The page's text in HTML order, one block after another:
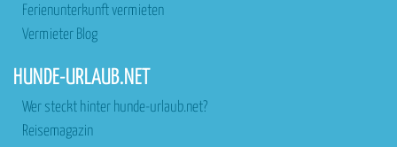
Ferienunterkunft vermieten
Vermieter Blog
HUNDE-URLAUB.NET
Wer steckt hinter hunde-urlaub.net?
Reisemagazin